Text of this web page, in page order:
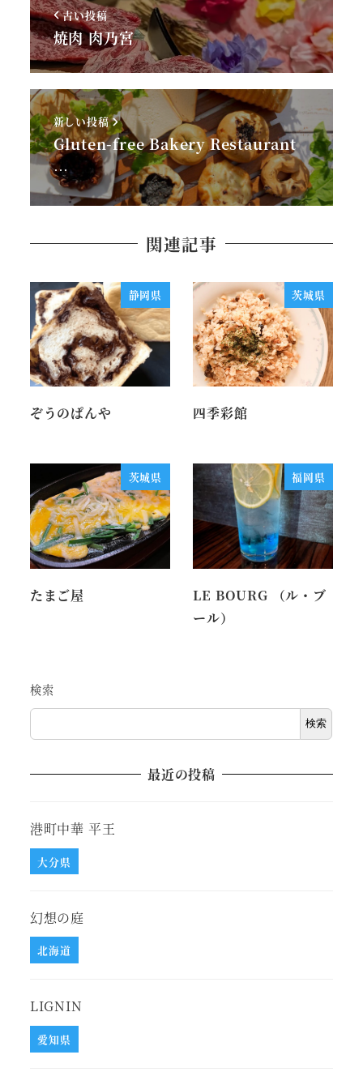
古い投稿
焼肉 肉乃宮
新しい投稿
Gluten-free Bakery Restaurant
…
関連記事
静岡県
ぞうのぱんや
茨城県
四季彩館
茨城県
たまご屋
福岡県
LE BOURG （ル・ブ
ール）
検索
検索
最近の投稿
港町中華 平王
大分県
幻想の庭
北海道
LIGNIN
愛知県